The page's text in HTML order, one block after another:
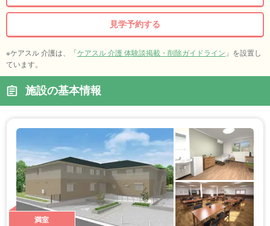
見学予約する
※ケアスル 介護は、「ケアスル 介護 体験談掲載・削除ガイドライン 」を設置し
ています。
施設の基本情報
満室